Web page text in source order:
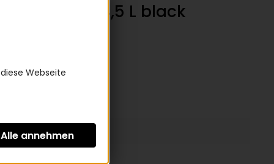
MidLoader 4,5 L black
€Webseite